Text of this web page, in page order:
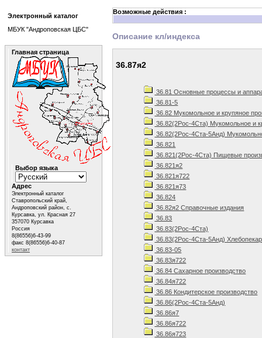
Возможные действия :
Описание кл/индекса
36.87я2
36.81 Основные процессы и
36.81-5
36.82 Мукомольное и крупяное
36.82(2Рос-4Ста) Мукомольное и
36.82(2Рос-4Ста-5Анд)
36.821
36.821(2Рос-4Ста) Пищевые
36.821я2
36.821я722
36.821я73
36.824
36.82я2 Справочные издания
36.83
36.83(2Рос-4Ста)
36.83(2Рос-4Ста-5Анд)
36.83-05
36.83я722
36.84 Сахарное производство
36.84я722
36.86 Кондитерское производство
36.86(2Рос-4Ста-5Анд)
36.86я7
36.86я722
36.86я723
Электронный каталог
МБУК "Андроповская ЦБС"
Главная страница
Выбор языка
Адрес
Электронный каталог
Ставропольский край,
Андроповский район, с.
Курсавка, ул. Красная 27
357070 Курсавка
Россия
8(86556)6-43-99
факс 8(86556)6-40-87
контакт